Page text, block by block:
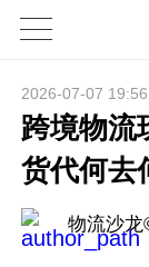
2026-07-07 19:56
跨境物流
货代何去
物流沙